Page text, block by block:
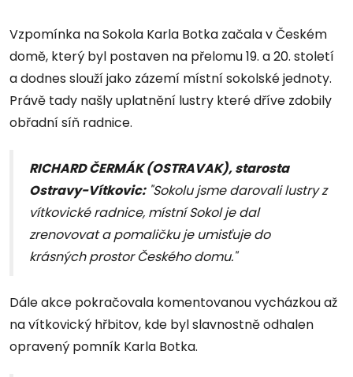
Vzpomínka na Sokola Karla Botka začala v Českém
domě, který byl postaven na přelomu 19. a 20. století
a dodnes slouží jako zázemí místní sokolské jednoty.
Právě tady našly uplatnění lustry které dříve zdobily
obřadní síň radnice.
RICHARD ČERMÁK (OSTRAVAK), starosta
Ostravy-Vítkovic:"Sokolu jsme darovali lustry z
vítkovické radnice, místní Sokol je dal
zrenovovat a pomaličku je umisťuje do
krásných prostor Českého domu."
Dále akce pokračovala komentovanou vycházkou až
na vítkovický hřbitov, kde byl slavnostně odhalen
opravený pomník Karla Botka.